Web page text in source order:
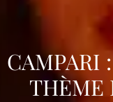
CAMPARI
THÈME